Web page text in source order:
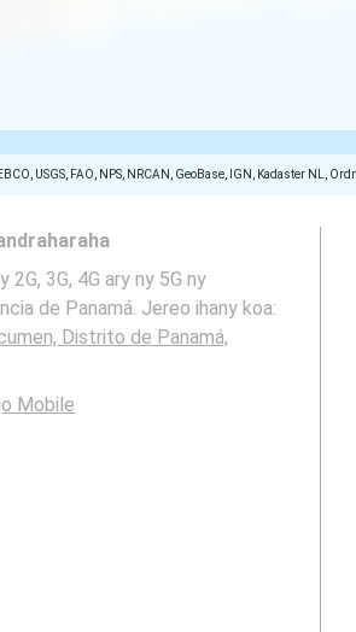
USGS, FAO, NPS, NRCAN, GeoBase, IGN, Kadaster NL,
3G, 4G ary ny 5G ny
de Panamá. Jereo ihany koa:
Distrito de Panamá,
Mobile